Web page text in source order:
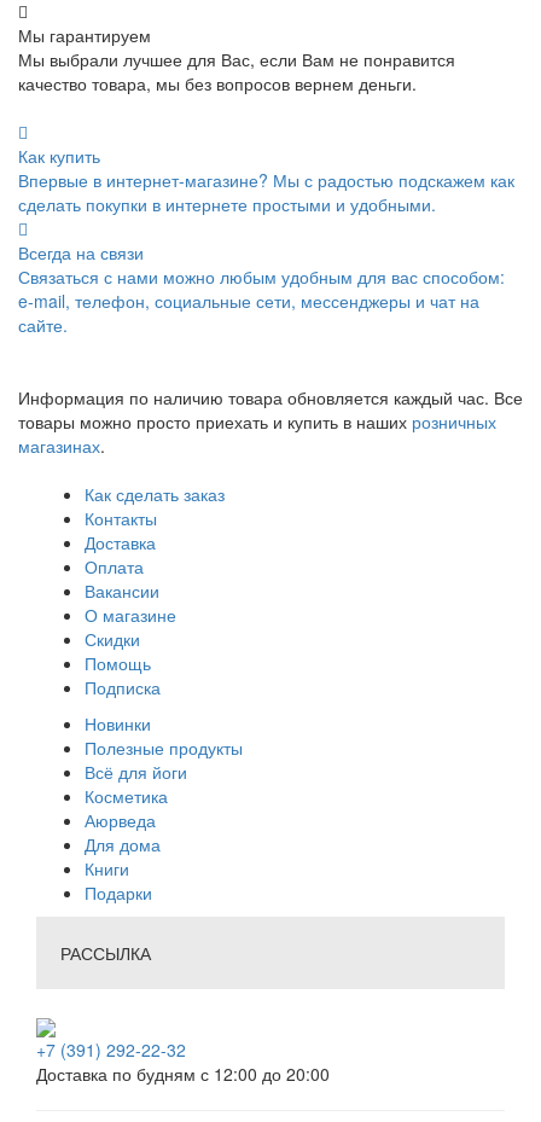
Мы гарантируем
Мы выбрали лучшее для Вас, если Вам не понравится
качество товара, мы без вопросов вернем деньги.
Как купить
Впервые в интернет-магазине? Мы с радостью подскажем как
сделать покупки в интернете простыми и удобными.
Всегда на связи
Связаться с нами можно любым удобным для вас способом:
e-mail, телефон, социальные сети, мессенджеры и чат на
сайте.
Информация по наличию товара обновляется каждый час. Все
товары можно просто приехать и купить в наших розничных
магазинах.
Как сделать заказ
Контакты
Доставка
Оплата
Вакансии
О магазине
Скидки
Помощь
Подписка
Новинки
Полезные продукты
Всё для йоги
Косметика
Аюрведа
Для дома
Книги
Подарки
РАССЫЛКА
+7 (391) 292-22-32
Доставка по будням с 12:00 до 20:00